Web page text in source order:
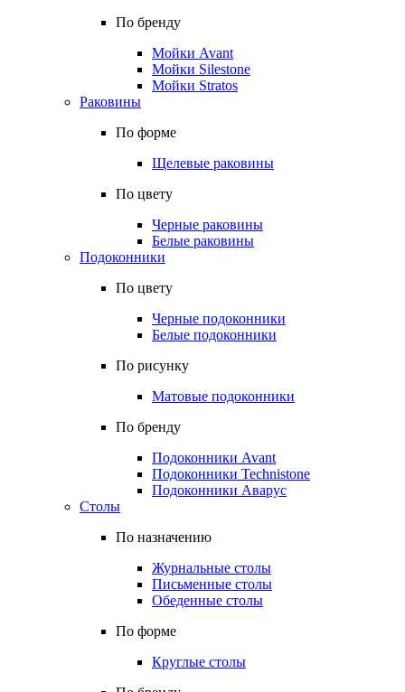
По бренду
Мойки Avant
Мойки Silestone
Мойки Stratos
Раковины
По форме
Щелевые раковины
По цвету
Черные раковины
Белые раковины
Подоконники
По цвету
Черные подоконники
Белые подоконники
По рисунку
Матовые подоконники
По бренду
Подоконники Avant
Подоконники Technistone
Подоконники Аварус
Столы
По назначению
Журнальные столы
Письменные столы
Обеденные столы
По форме
Круглые столы